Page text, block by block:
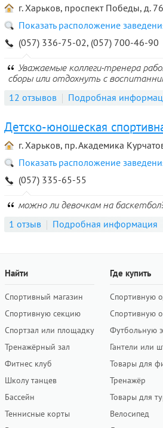
г. Харьков, проспект Победы, д.
Показать расположение
(057) 336-75-02, (057) 700-46-90
Уважаемые коллеги-тренера
сборы или отдохнуть с
12 отзывов Подробная
Детско-юношеская
г. Харьков, пр. Академика
Показать расположение
(057) 335-65-55
можно ли девочкам на
1 отзыв Подробная информация
Найти
Спортивный магазин
Спортивную секцию
Спортзал или площадку
Тренажёрный зал
Фитнес клуб
Школу танцев
Бассейн
Теннисные корты
Где купить
Спортивную
Спортивную
Футбольную
Гантели или
Товары для
Тренажёр
Товары для
Велосипед